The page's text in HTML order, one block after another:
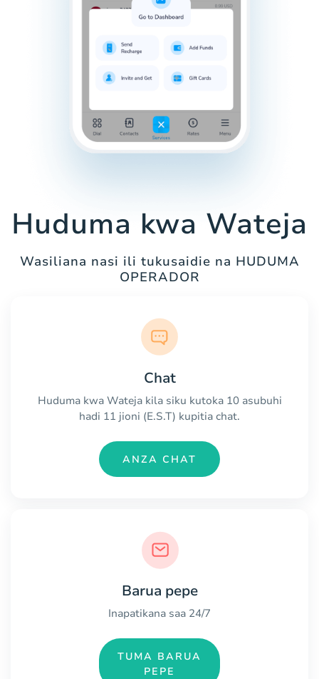
Huduma kwa Wateja
Wasiliana nasi ili tukusaidie na HUDUMA
OPERADOR
Chat
Huduma kwa Wateja kila siku kutoka 10 asubuhi
hadi 11 jioni (E.S.T) kupitia chat.
ANZA CHAT
Barua pepe
Inapatikana saa 24/7
TUMA BARUA
PEPE